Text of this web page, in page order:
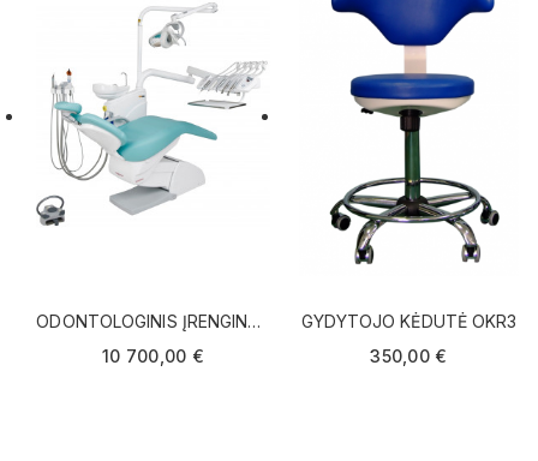
ODONTOLOGINIS ĮRENGINYS
NICE ONE
10 700,00 €
GYDYTOJO KĖDUTĖ OKR3
350,00 €